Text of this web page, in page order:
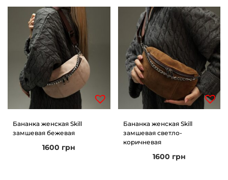
Бананка женская Skill
замшевая бежевая
1600 грн
Бананка женская Skill
замшевая светло-
коричневая
1600 грн